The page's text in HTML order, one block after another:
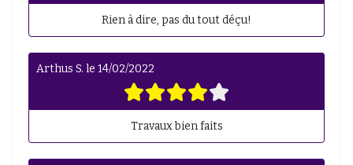
Rien à dire, pas du tout déçu!
Arthus S. le 14/02/2022
Travaux bien faits